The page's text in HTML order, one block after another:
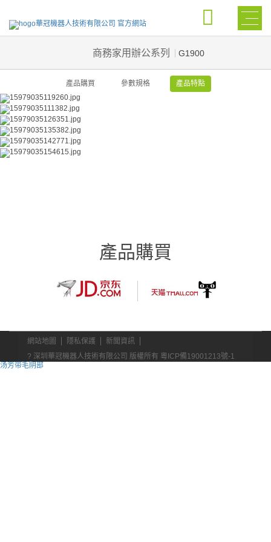
商務家用辦公系列 G1900
產品購買 參數規格 產品特點
產品購買
網站地圖 隱私保護
新聞資訊
? 深圳華冠機器人技術有限公司 版權所有 粵ICP備19001213號-1
汤芳带毛阴部